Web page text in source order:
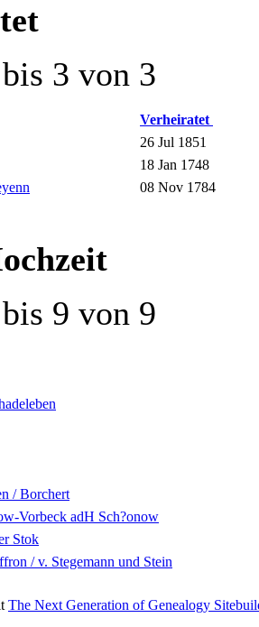
3 von 3
Verheiratet
26 Jul 1851
18 Jan 1748
08 Nov 1784
9 von 9
/ Borchert
Vorbeck adH Sch?onow
Stok
/ v. Stegemann und Stein
The Next Generation of Genealogy